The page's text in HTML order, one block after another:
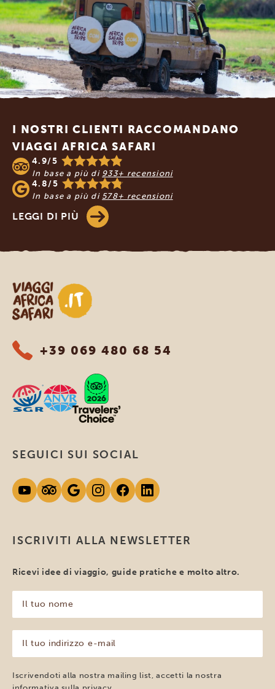
Footer
I NOSTRI CLIENTI RACCOMANDANO
VIAGGI AFRICA SAFARI
4.9/5
In base a più di 933+ recensioni
4.8/5
In base a più di 578+ recensioni
LEGGI DI PIÙ
Viaggi Africa Safari
+39 069 480 68 54
ISCRIVITI ALLA NEWSLETTER
Ricevi idee di viaggio, guide pratiche e molto altro.
tuo
nome
(Obbligatorio)
tuo
indirizzo
e-
mail
Iscrivendoti alla nostra mailing list, accetti la nostra
SEGUICI SUI SOCIAL